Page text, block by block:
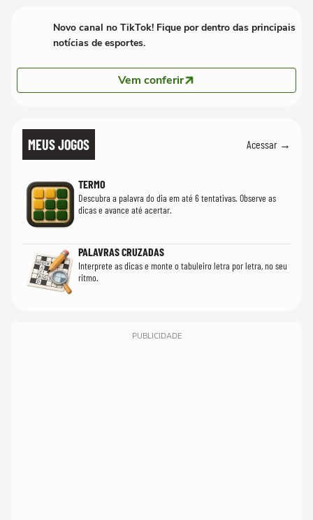
Novo canal no TikTok! Fique por dentro das principais
notícias de esportes.
Vem conferir
MEUS JOGOS Acessar →
TERMO
Descubra a palavra do dia em até 6 tentativas. Observe as
dicas e avance até acertar.
PALAVRAS CRUZADAS
Interprete as dicas e monte o tabuleiro letra por letra, no seu
ritmo.
PUBLICIDADE